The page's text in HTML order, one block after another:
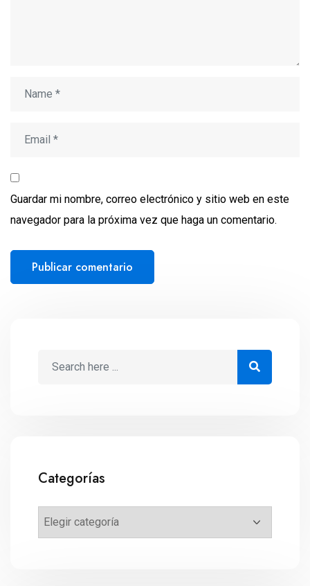
Guardar mi nombre, correo electrónico y sitio web en este
navegador para la próxima vez que haga un comentario.
Categorías